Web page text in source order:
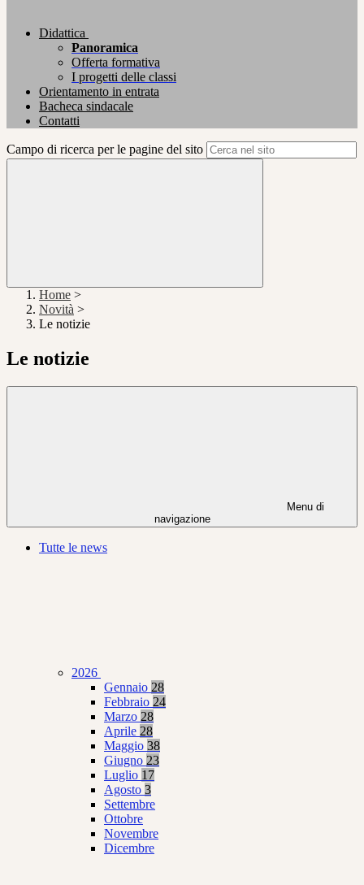
Didattica
Panoramica
Offerta formativa
I progetti delle classi
Orientamento in entrata
Bacheca sindacale
Contatti
Campo di ricerca per le pagine del sito
Home >
Novità >
Le notizie
Le notizie
Menu di
navigazione
Tutte le news
2026
Gennaio 28
Febbraio 24
Marzo 28
Aprile 28
Maggio 38
Giugno 23
Luglio 17
Agosto 3
Settembre
Ottobre
Novembre
Dicembre